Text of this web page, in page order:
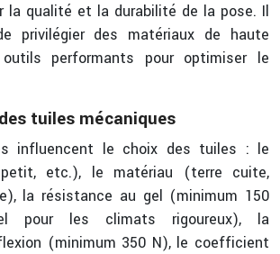
la qualité et la durabilité de la pose. Il
privilégier des matériaux de haute
performants pour optimiser le
tuiles mécaniques
influencent le choix des tuiles : le
etc.), le matériau (terre cuite,
la résistance au gel (minimum 150
pour les climats rigoureux), la
(minimum 350 N), le coefficient